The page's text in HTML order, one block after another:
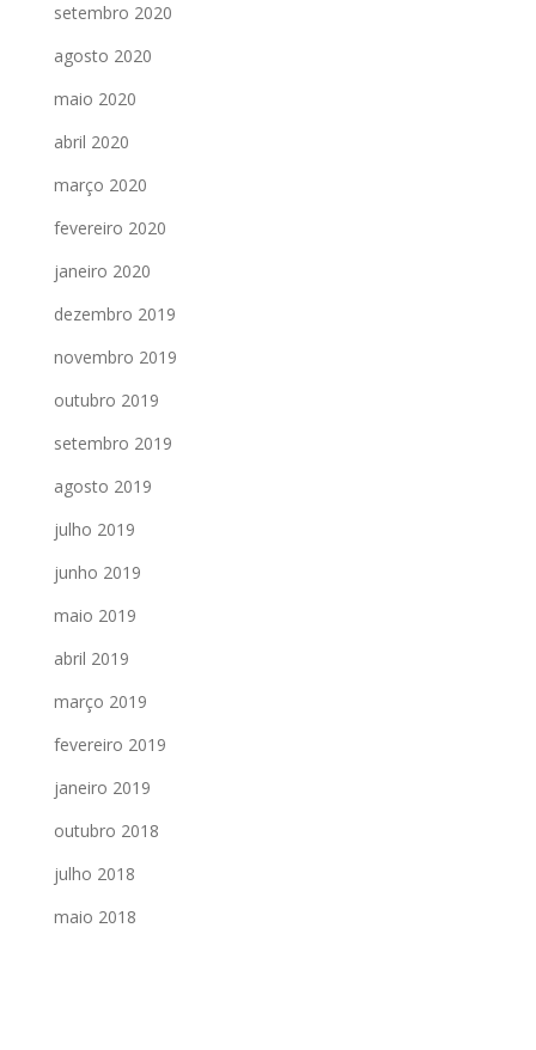
setembro 2020
agosto 2020
maio 2020
abril 2020
março 2020
fevereiro 2020
janeiro 2020
dezembro 2019
novembro 2019
outubro 2019
setembro 2019
agosto 2019
julho 2019
junho 2019
maio 2019
abril 2019
março 2019
fevereiro 2019
janeiro 2019
outubro 2018
julho 2018
maio 2018